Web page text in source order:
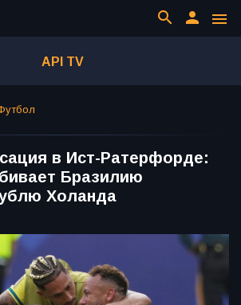
menu
person
search
API TV
в Ист-Ратерфорде:
Бразилию
Холанда